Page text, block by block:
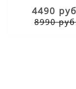
4490
8990